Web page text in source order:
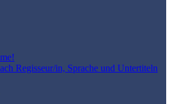
Regisseur/in, Sprache und Untertiteln